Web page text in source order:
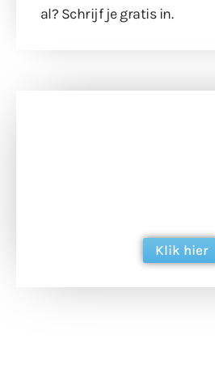
al? Schrijf je gratis in.
Klik hier